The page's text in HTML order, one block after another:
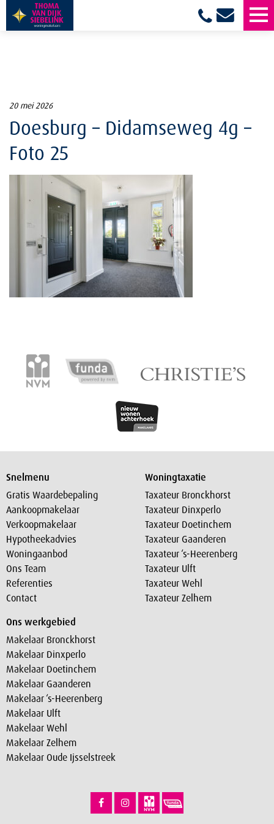
20 mei 2026
Doesburg – Didamseweg 4g –
Foto 25
Snelmenu
Gratis Waardebepaling
Aankoopmakelaar
Verkoopmakelaar
Hypotheekadvies
Woningaanbod
Ons Team
Referenties
Contact
Woningtaxatie
Taxateur Bronckhorst
Taxateur Dinxperlo
Taxateur Doetinchem
Taxateur Gaanderen
Taxateur ‘s-Heerenberg
Taxateur Ulft
Taxateur Wehl
Taxateur Zelhem
Ons werkgebied
Makelaar Bronckhorst
Makelaar Dinxperlo
Makelaar Doetinchem
Makelaar Gaanderen
Makelaar ‘s-Heerenberg
Makelaar Ulft
Makelaar Wehl
Makelaar Zelhem
Makelaar Oude Ijsselstreek